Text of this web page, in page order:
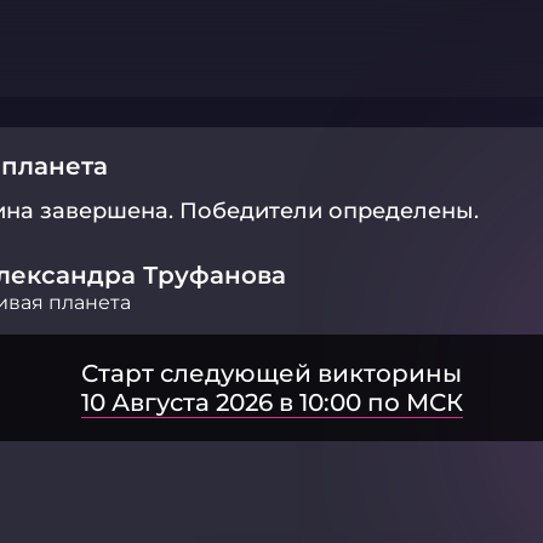
завершена. Победители определены.
Труфанова
планета
Старт следующей викторины
10 Августа 2026 в 10:00 по МСК